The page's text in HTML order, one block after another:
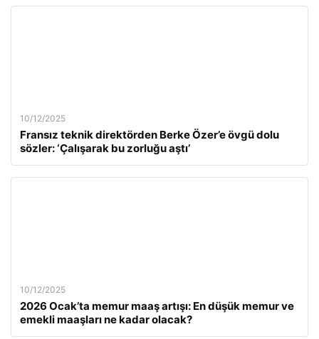
10/12/2025
Fransız teknik direktörden Berke Özer’e övgü dolu
sözler: ‘Çalışarak bu zorluğu aştı’
10/12/2025
2026 Ocak’ta memur maaş artışı: En düşük memur ve
emekli maaşları ne kadar olacak?